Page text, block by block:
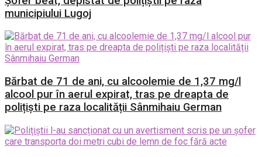
municipiului Lugoj
Bărbat de 71 de ani, cu alcoolemie de 1,37 mg/l
alcool pur în aerul expirat, tras pe dreapta de
polițiști pe raza localității Sânmihaiu German